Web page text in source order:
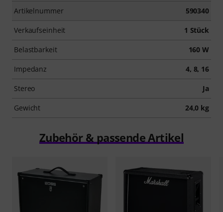
Artikelnummer 590340
Verkaufseinheit 1 Stück
Belastbarkeit 160 W
Impedanz 4, 8, 16
Stereo Ja
Gewicht 24,0 kg
Zubehör & passende Artikel